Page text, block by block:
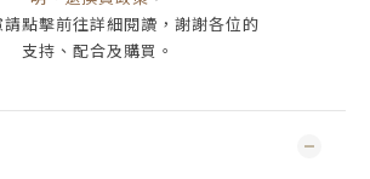
點擊前往詳細閱讀，謝謝各位的
支持、配合及購買 。